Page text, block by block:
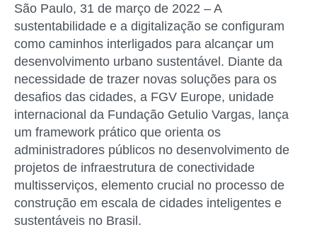
São Paulo, 31 de março de 2022 – A
sustentabilidade e a digitalização se configuram
como caminhos interligados para alcançar um
desenvolvimento urbano sustentável. Diante da
necessidade de trazer novas soluções para os
desafios das cidades, a FGV Europe, unidade
internacional da Fundação Getulio Vargas, lança
um framework prático que orienta os
administradores públicos no desenvolvimento de
projetos de infraestrutura de conectividade
multisserviços, elemento crucial no processo de
construção em escala de cidades inteligentes e
sustentáveis no Brasil.